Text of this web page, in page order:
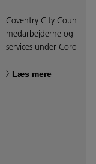
Coventry City Council
medarbejderne og
services under
Læs mere